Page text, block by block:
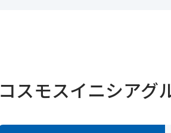
コスモスイニシアグ